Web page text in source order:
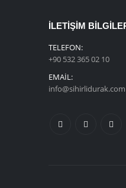
İLETIŞIM
TELEFON:
+90 532 365 02 10
EMAIL:
info@sihirlidurak.com